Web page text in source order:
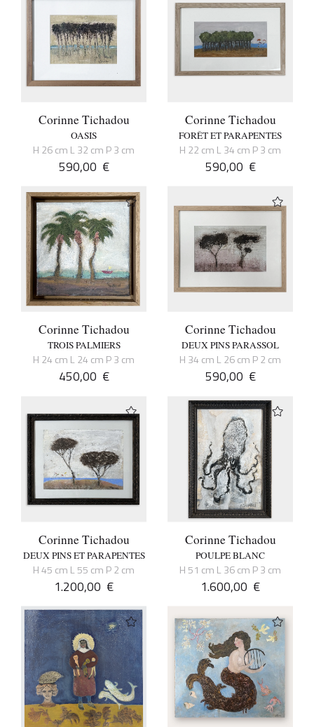
Corinne Tichadou
OASIS
H 26 cm L 32 cm P 3 cm
590,00 €
Corinne Tichadou
FORÊT ET PARAPENTES
H 22 cm L 34 cm P 3 cm
590,00 €
Corinne Tichadou
TROIS PALMIERS
H 24 cm L 24 cm P 3 cm
450,00 €
Corinne Tichadou
DEUX PINS PARASSOL
H 34 cm L 26 cm P 2 cm
590,00 €
Corinne Tichadou
DEUX PINS ET PARAPENTES
H 45 cm L 55 cm P 2 cm
1.200,00 €
Corinne Tichadou
POULPE BLANC
H 51 cm L 36 cm P 3 cm
1.600,00 €